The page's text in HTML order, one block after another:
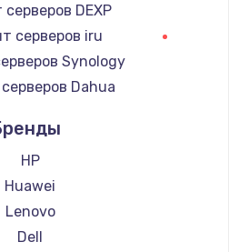
Заказать
режимов конфорки
900 руб.
датчика
1300 руб.
DEXP
серверов iru
Synology
Dahua
HP
Huawei
Lenovo
Dell